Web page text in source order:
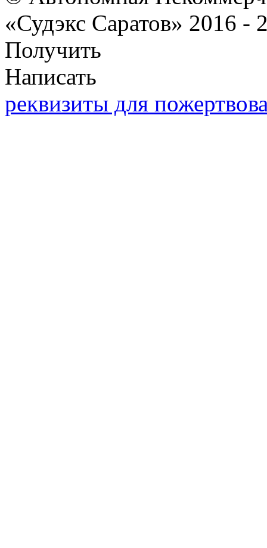
«Судэкс Саратов» 2016 -
Получить
Написать
реквизиты для